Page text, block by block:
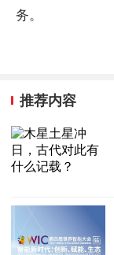
务。
推荐内容